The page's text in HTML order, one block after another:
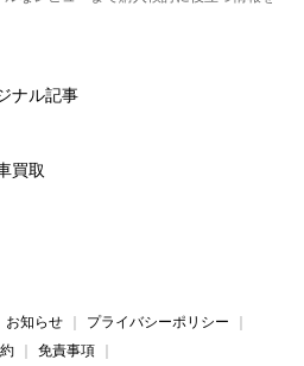
ナル記事
買取
お知らせ
プライバシーポリシー
免責事項